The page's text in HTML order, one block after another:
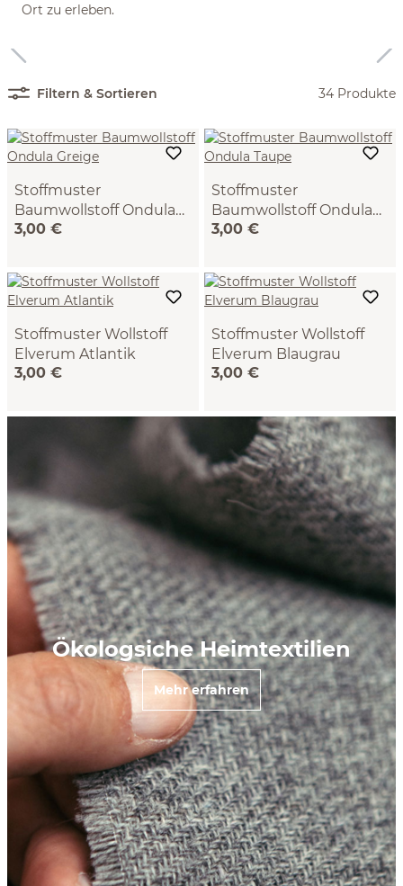
Ort zu erleben.
Filtern & Sortieren 34 Produkte
Stoffmuster
Baumwollstoff Ondula
Greige
(139), 100 % Baumwolle,
3,00 €
Stoffmuster
Baumwollstoff Ondula
Taupe
(140), 100 % Baumwolle,
3,00 €
Stoffmuster Wollstoff
Elverum Atlantik
(133), 100% Schurwolle
g/m2, GOTS, NATURTEXTIL
3,00 €
Stoffmuster Wollstoff
Elverum Blaugrau
(83), 100% Schurwolle
g/m2, GOTS, NATURTEXTIL
3,00 €
Ökologsiche Heimtextilien
Mehr erfahren